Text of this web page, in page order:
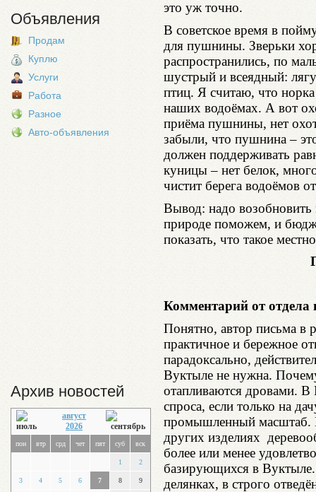
Объявления
Продам
Куплю
Услуги
Работа
Разное
Авто-объявления
Архив новостей
август
2026
пон втр срд чет пят суб вск
1 2
3 4 5 6 7 8 9
это уж точно.
В советское время в
для пушнины. Зверьки
распространились, по
шустрый и всеядный:
птиц. Я считаю, что
наших водоёмах. А вот
приёма пушнины, нет
забыли, что пушнина –
должен поддерживать
куницы – нет белок,
чистит берега водоёмов
Вывод: надо
природе поможем, и
показать, что такое
Г.ИВКИН,
Комментарий от отдела
Понятно, автор письма в
практичное и бережное
парадоксально,
Вуктыле не нужна.
отапливаются дровами. В
спроса, если только на
промышленный масштаб.
других изделиях
более или менее
базирующихся в
делянках, в строго